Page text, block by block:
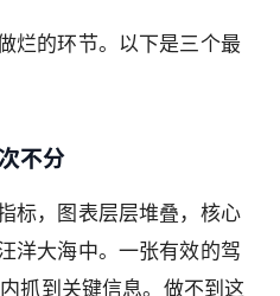
烂的环节。以下是三个最
不分
标，图表层层堆叠，核心
洋大海中。一张有效的驾
抓到关键信息。做不到这